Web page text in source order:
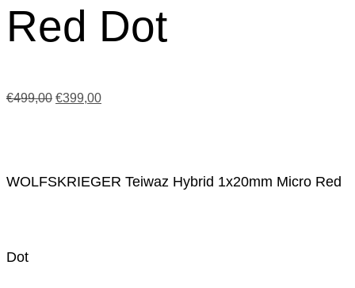
Red Dot
€499,00 Ursprünglicher
€399,00Aktueller
WOLFSKRIEGER Teiwaz Hybrid 1x20mm Micro Red
Dot